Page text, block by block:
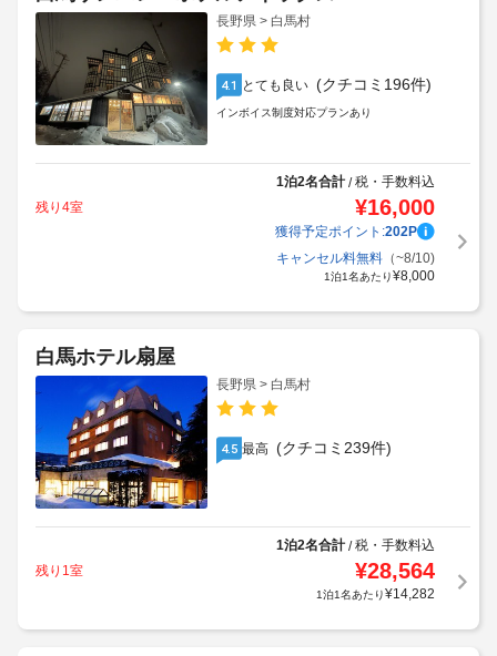
長野県 > 白馬村
4.1 とても良い (クチコミ196件)
インボイス制度対応プランあり
1泊2名合計/税・手数料込
残り4室
¥16,000
獲得予定ポイント:202P
キャンセル料無料（~8/10)
1泊1名あたり¥8,000
白馬ホテル扇屋
長野県 > 白馬村
4.5 最高 (クチコミ239件)
1泊2名合計/税・手数料込
残り1室
¥28,564
1泊1名あたり¥14,282